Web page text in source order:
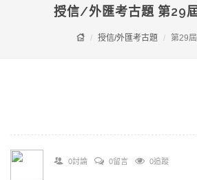
授信/外匯考古題 第29
授信/外匯考古題 第29
0討論 0留言 0追蹤